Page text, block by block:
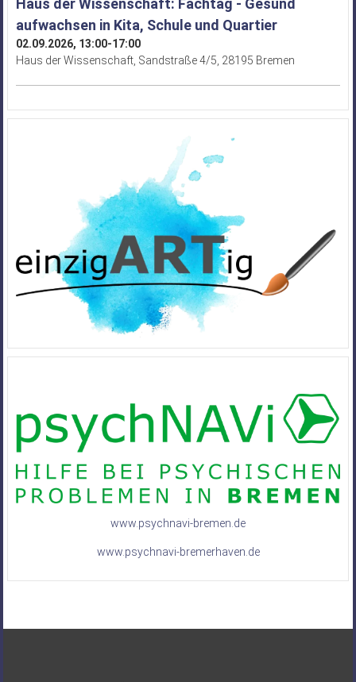
Haus der Wissenschaft: Fachtag - Gesund
aufwachsen in Kita, Schule und Quartier
02.09.2026, 13:00-17:00
Haus der Wissenschaft, Sandstraße 4/5, 28195 Bremen
www.psychnavi-bremen.de
www.psychnavi-bremerhaven.de